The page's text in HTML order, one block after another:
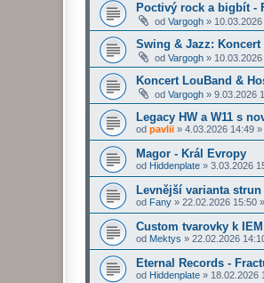
Poctivý rock a bigbít -
od Vargogh »
Swing & Jazz: Koncert
od Vargogh »
Koncert LouBand &
od Vargogh » 9.03.2026
Legacy HW a W11 s
od pavlii » 4.03.2026 14:49 »
Magor - Král Evropy
od Hiddenplate » 3.03.2026
Levnější varianta strun
od Fany » 22.02.2026 15:50
Custom tvarovky k
od Mektys » 22.02.2026
Eternal Records -
od Hiddenplate » 18.02.2026